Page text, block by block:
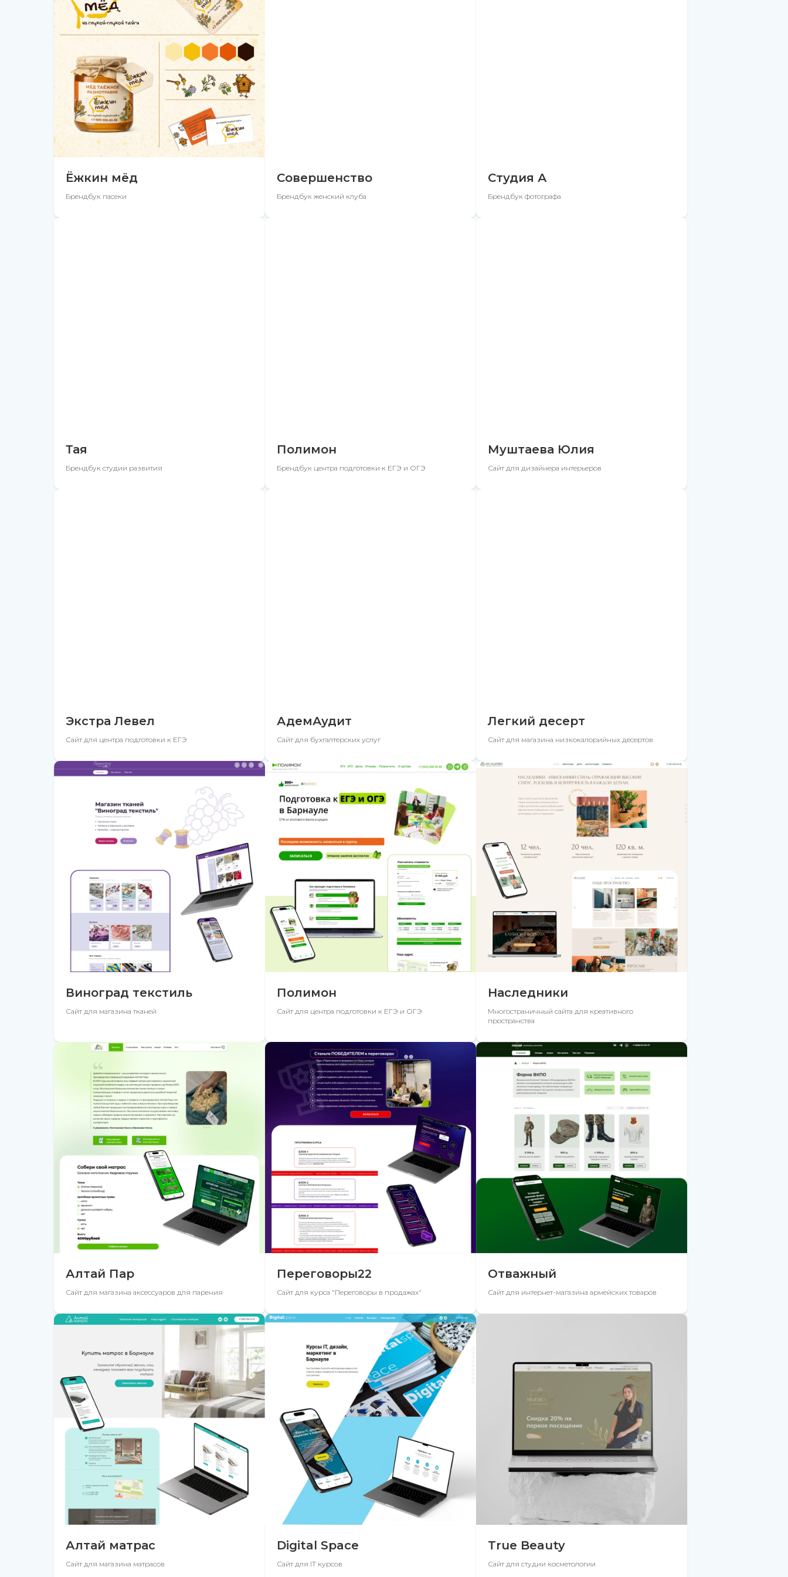
Ёжкин мёд
Брендбук пасеки
Совершенство
Брендбук женский клуба
Студия А
Брендбук фотографа
Тая
Брендбук студии развития
Полимон
Брендбук центра подготовки к ЕГЭ и ОГЭ
Муштаева Юлия
Сайт для дизайнера интерьеров
Экстра Левел
Сайт для центра подготовки к ЕГЭ
АдемАудит
Сайт для бухгалтерских услуг
Легкий десерт
Сайт для магазина низкокалорийных десертов
Виноград текстиль
Сайт для магазина тканей
Полимон
Сайт для центра подготовки к ЕГЭ и ОГЭ
Наследники
Многостраничный сайта для креативного
пространства
Алтай Пар
Сайт для магазина аксессуаров для парения
Переговоры22
Сайт для курса "Переговоры в продажах"
Отважный
Сайт для интернет-магазина армейских товаров
Алтай матрас
Сайт для магазина матрасов
Digital Space
Сайт для IT курсов
True Beauty
Сайт для студии косметологии